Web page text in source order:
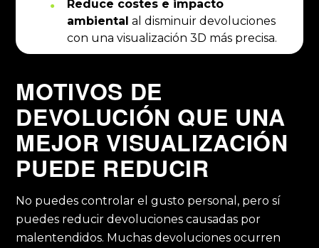
Reduce costes e impacto
ambiental al disminuir devoluciones
con una visualización 3D más precisa.
MOTIVOS DE
DEVOLUCIÓN QUE UNA
MEJOR VISUALIZACIÓN
PUEDE REDUCIR
No puedes controlar el gusto personal, pero sí
puedes reducir devoluciones causadas por
malentendidos. Muchas devoluciones ocurren